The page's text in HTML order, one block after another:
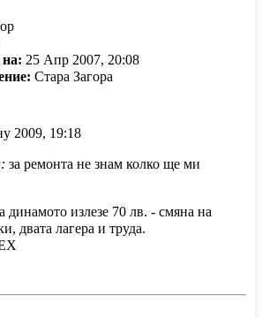
на: 25 Апр 2007, 20:08
Стара Загора
2009, 19:18
за ремонта не знам колко ще ми
излезе 70 лв. - смяна на
двата лагера и труда.